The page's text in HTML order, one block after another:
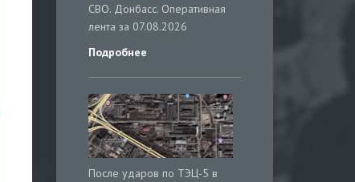
СВО. Донбасс. Оперативная
лента за 07.08.2026
Подробнее
После ударов по ТЭЦ-5 в